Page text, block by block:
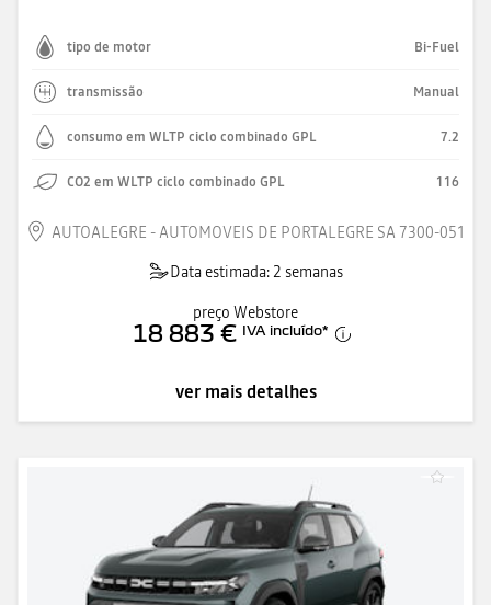
tipo de motor Bi-Fuel
transmissão Manual
consumo em WLTP ciclo combinado GPL 7.2
CO2 em WLTP ciclo combinado GPL 116
AUTOALEGRE - AUTOMOVEIS DE PORTALEGRE SA 7300-051
Data estimada: 2 semanas
preço Webstore
18 883 € IVA incluído*
ver mais detalhes